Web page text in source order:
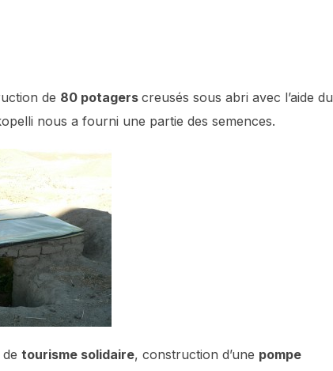
de 80 potagers creusés sous abri avec l’aide du
nous a fourni une partie des semences.
tourisme solidaire, construction d’une pompe